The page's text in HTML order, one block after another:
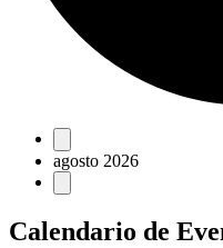
Eventos
agosto 2026
Calendario de